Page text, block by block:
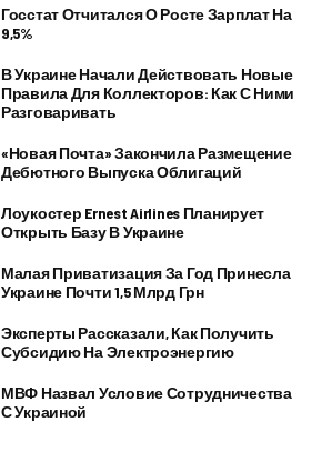
Госстат Отчитался О Росте Зарплат На
9,5%
В Украине Начали Действовать Новые
Правила Для Коллекторов: Как С Ними
Разговаривать
«Новая Почта» Закончила Размещение
Дебютного Выпуска Облигаций
Лоукостер Ernest Airlines Планирует
Открыть Базу В Украине
Малая Приватизация За Год Принесла
Украине Почти 1,5 Млрд Грн
Эксперты Рассказали, Как Получить
Субсидию На Электроэнергию
МВФ Назвал Условие Сотрудничества
С Украиной